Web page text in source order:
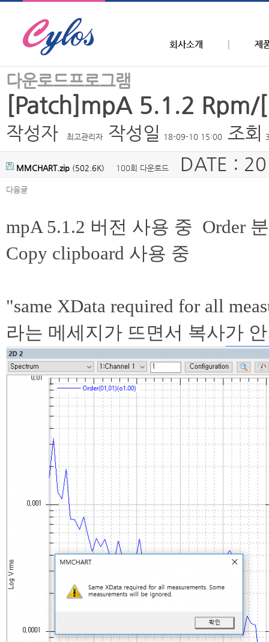
회사소개 제
다운로드프로그램
[Patch]mpA 5.1.2 Rpm/
작성자 최고관리자 작성일 18-09-10 15:00 조회
MMCHART.zip (502.6K) 100회 다운로드 DATE :
다음글
mpA 5.1.2 버전 사용 중 Order
Copy clipboard 사용 중
"same XData required for all
라는 메세지가 뜨면서 복사가